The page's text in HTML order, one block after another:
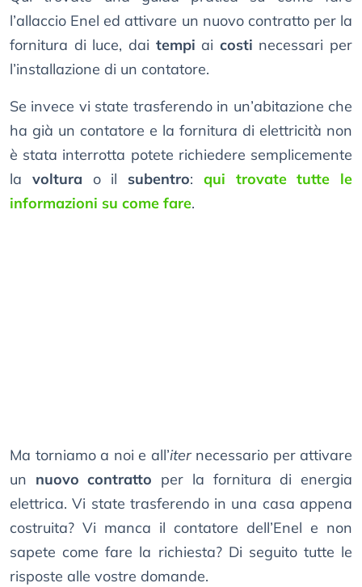
l’allaccio Enel ed attivare un nuovo contratto per la
fornitura di luce, dai tempi ai costi necessari per
l’installazione di un contatore.
Se invece vi state trasferendo in un’abitazione che
ha già un contatore e la fornitura di elettricità non
è stata interrotta potete richiedere semplicemente
la voltura o il subentro: qui trovate tutte le
informazioni su come fare.
Ma torniamo a noi e all’iternecessario per attivare
un nuovo contratto per la fornitura di energia
elettrica. Vi state trasferendo in una casa appena
costruita? Vi manca il contatore dell’Enel e non
sapete come fare la richiesta? Di seguito tutte le
risposte alle vostre domande.